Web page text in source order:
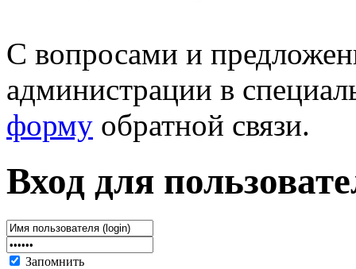
С вопросами и
администрации в
форму обратной связи.
Вход для
Запомнить